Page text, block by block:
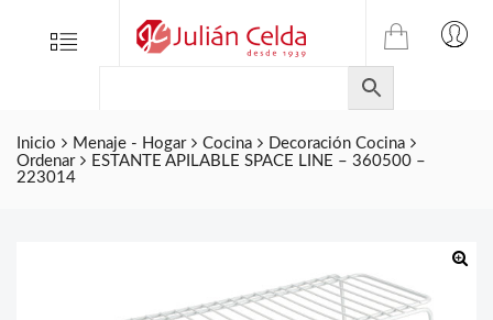
Menu
TIENDA
ONLINE
DE
JULIAN
CELDA
Inicio Menaje - Hogar Cocina
Decoración Cocina
Ordenar
ESTANTE APILABLE SPACE LINE – 360500 –
223014
Folletos
Contacto